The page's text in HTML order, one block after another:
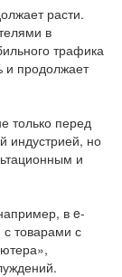
расти.
в
трафика
и продолжает
только перед
индустрией, но
и
в e-
с товарами с